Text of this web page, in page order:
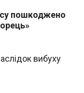
пошкоджено
вибуху